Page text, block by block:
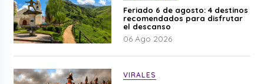
Feriado 6 de agosto: 4 destinos
recomendados para disfrutar
el descanso
06 Ago 2026
VIRALES